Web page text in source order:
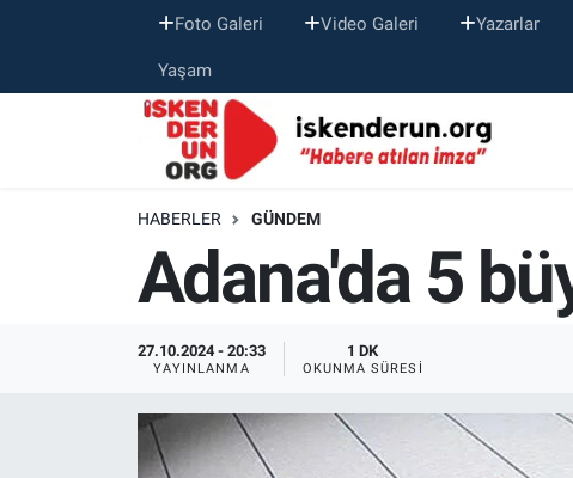
Foto Galeri Video Galeri Yazarlar
Yaşam
HABERLER GÜNDEM
Adana'da 5
27.10.2024 - 20:33
YAYINLANMA
1 DK
OKUNMA SÜRESI